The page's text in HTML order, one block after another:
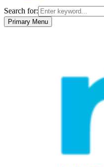
Search for:
Primary Menu